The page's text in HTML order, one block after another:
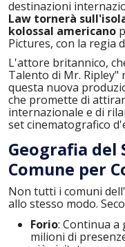
destinazioni
Law tornerà
kolossal americano
Pictures, con la regia
L'attore britannico,
Talento di Mr. Ripley"
questa nuova
che promette di
internazionale e di
set cinematografico
Geografia del
Comune per
Non tutti i comuni
allo stesso modo.
Forio: Continua a
milioni di